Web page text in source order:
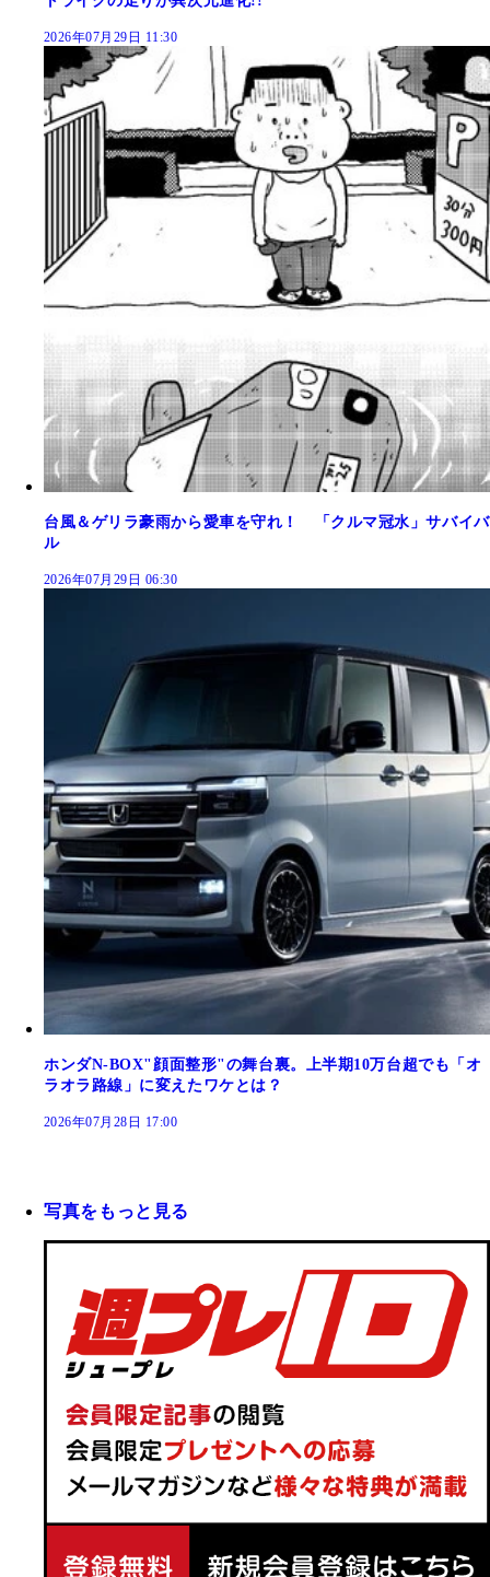
2026年07月29日 11:30
台風＆ゲリラ豪雨から愛車を守れ！ 「クルマ冠水」サバイバ
ル
2026年07月29日 06:30
ホンダN-BOX"顔面整形"の舞台裏。上半期10万台超でも「オ
ラオラ路線」に変えたワケとは？
2026年07月28日 17:00
写真をもっと見る